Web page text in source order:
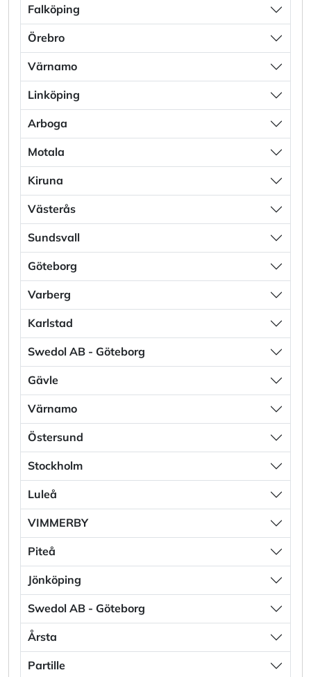
Falköping
Örebro
Värnamo
Linköping
Arboga
Motala
Kiruna
Västerås
Sundsvall
Göteborg
Varberg
Karlstad
Swedol AB - Göteborg
Gävle
Värnamo
Östersund
Stockholm
Luleå
VIMMERBY
Piteå
Jönköping
Swedol AB - Göteborg
Årsta
Partille